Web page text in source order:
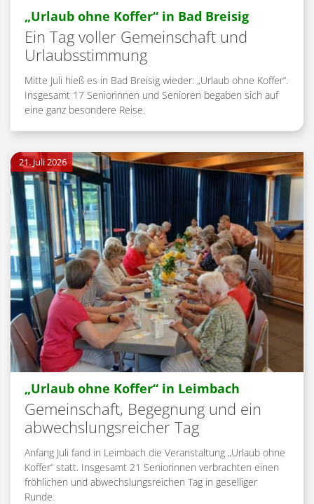
„Urlaub ohne Koffer“ in Bad Breisig:
Ein Tag voller Gemeinschaft und
Urlaubsstimmung
Mitte Juli hieß es in Bad Breisig wieder: „Urlaub ohne Koffer“.
Insgesamt 17 Seniorinnen und Senioren begaben sich auf
eine ganz besondere Reise.
„Urlaub ohne Koffer“ in Leimbach
Gemeinschaft, Begegnung und ein
abwechslungsreicher Tag
21. Juli 2026
Anfang Juli fand in Leimbach die Veranstaltung „Urlaub ohne
Koffer“ statt. Insgesamt 21 Seniorinnen verbrachten einen
fröhlichen und abwechslungsreichen Tag in geselliger
Runde.